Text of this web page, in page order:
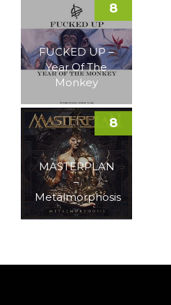
FUCKED UP –
Year Of The
Monkey
8
MASTERPLAN
–
Metalmorphosis
8